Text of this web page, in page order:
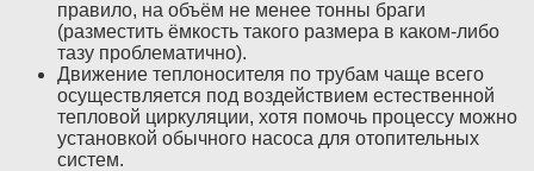
правило, на объём не менее тонны браги
(разместить ёмкость такого размера в каком-либо
тазу проблематично).
Движение теплоносителя по трубам чаще всего
осуществляется под воздействием естественной
тепловой циркуляции, хотя помочь процессу можно
установкой обычного насоса для отопительных
систем.